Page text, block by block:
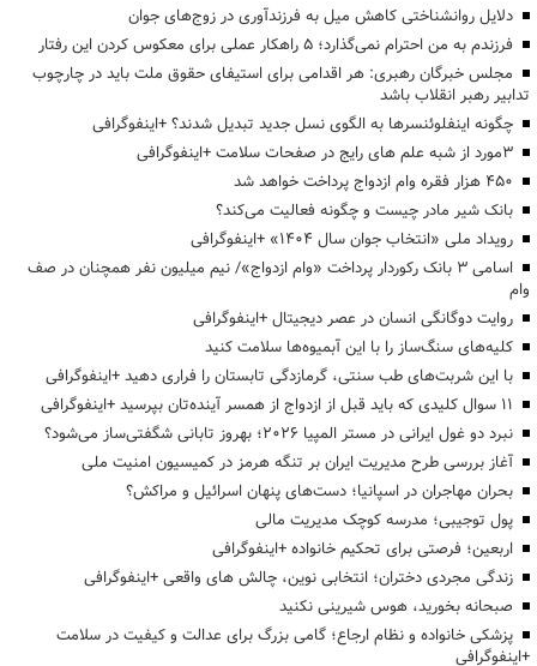
دلایل روانشناختی کاهش میل به فرزندآوری در زوج‌های جوان
فرزندم به من احترام نمی‌گذارد؛ ۵ راهکار عملی برای معکوس کردن این رفتار
مجلس خبرگان رهبری: هر اقدامی برای استیفای حقوق ملت باید در چارچوب
تدابیر رهبر انقلاب باشد
چگونه اینفلوئنسرها به الگوی نسل جدید تبدیل شدند؟ +اینفوگرافی
3مورد از شبه علم های رایج در صفحات سلامت +اینفوگرافی
۴۵۰ هزار فقره وام ازدواج پرداخت خواهد شد
بانک شیر مادر چیست و چگونه فعالیت می‌کند؟
رویداد ملی «انتخاب جوان سال ۱۴۰۴» +اینفوگرافی
اسامی ۳ بانک رکوردار پرداخت «وام ازدواج»/ نیم میلیون نفر همچنان در صف
وام
روایت دوگانگی انسان در عصر دیجیتال +اینفوگرافی
کلیه‌های سنگ‌ساز را با این آبمیوه‌ها سلامت کنید
با این شربت‌های طب سنتی، گرمازدگی تابستان را فراری دهید +اینفوگرافی
۱۱ سوال کلیدی که باید قبل از ازدواج از همسر آینده‌تان بپرسید +اینفوگرافی
نبرد دو غول ایرانی در مستر المپیا ۲۰۲۶؛ بهروز تابانی شگفتی‌ساز می‌شود؟
آغاز بررسی طرح مدیریت ایران بر تنگه هرمز در کمیسیون امنیت ملی
بحران مهاجران در اسپانیا؛ دست‌های پنهان اسرائیل و مراکش؟
پول توجیبی؛ مدرسه کوچک مدیریت مالی
اربعین؛ فرصتی برای تحکیم خانواده +اینفوگرافی
زندگی مجردی دختران؛ انتخابی نوین، چالش های واقعی +اینفوگرافی
صبحانه بخورید، هوس شیرینی نکنید
پزشکی خانواده و نظام ارجاع؛ گامی بزرگ برای عدالت و کیفیت در سلامت
+اینفوگرافی